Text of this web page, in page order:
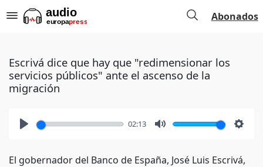
Abonados
Escrivá dice que hay que "redimensionar los
servicios públicos" ante el ascenso de la
migración
02:13
El gobernador del Banco de España, José Luis Escrivá,